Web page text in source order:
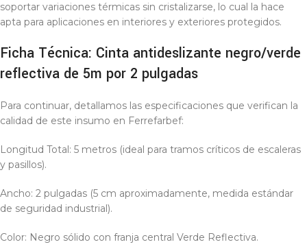
soportar variaciones térmicas sin cristalizarse, lo cual la hace
apta para aplicaciones en interiores y exteriores protegidos.
Ficha Técnica: Cinta antideslizante negro/verde
reflectiva de 5m por 2 pulgadas
Para continuar, detallamos las especificaciones que verifican la
calidad de este insumo en Ferrefarbef:
Longitud Total: 5 metros (ideal para tramos críticos de escaleras
y pasillos).
Ancho: 2 pulgadas (5 cm aproximadamente, medida estándar
de seguridad industrial).
Color: Negro sólido con franja central Verde Reflectiva.